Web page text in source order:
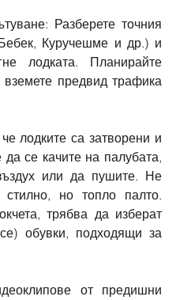
Разберете точния
Куручешме и др.) и
лодката. Планирайте
вземете предвид трафика
лодките са затворени и
се качите на палубата,
или да пушите. Не
но топло палто.
трябва да изберат
обувки, подходящи за
от предишни